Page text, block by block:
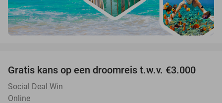
Gratis kans op een droomreis t.w.v. €3.000
Social Deal Win
Online